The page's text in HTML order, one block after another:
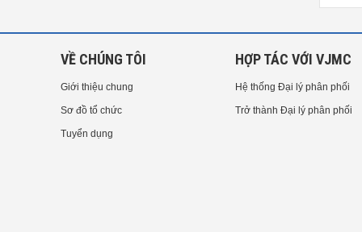
VỀ CHÚNG TÔI
Giới thiệu chung
Sơ đồ tổ chức
Tuyển dụng
HỢP TÁC VỚI VJMC
Hệ thống Đại lý phân phối
Trở thành Đại lý phân phối